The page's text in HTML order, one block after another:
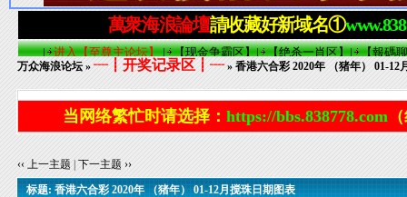
万众海浪论坛 »┈┋开奖记录区┋┈» 香港六合彩 2020年 （猪年） 01-12
当网络繁忙时请选择： https://bbs.838778.com
‹‹ 上一主题 |下一主题 ››
标题: 香港六合彩 2020年 （猪年） 01-12月搅珠日期图表